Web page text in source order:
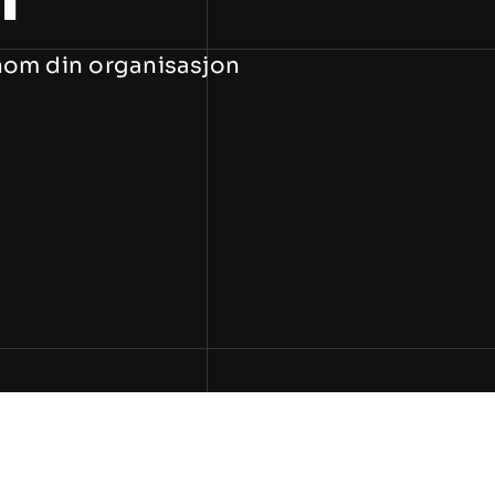
din organisasjon